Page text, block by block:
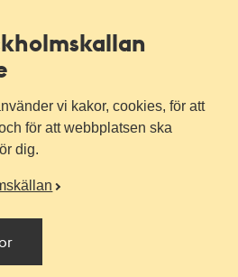
vi kakor, cookies, för att
för att webbplatsen ska
dig.